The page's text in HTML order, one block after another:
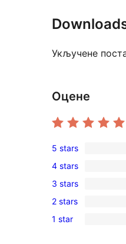
Укључене
Оцене
4
5-
star
reviews
5 stars
0
4-
star
reviews
4 stars
0
3-
star
3 stars
0
2-
2 stars
0
1 star